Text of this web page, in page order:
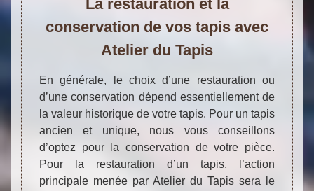
La restauration et la
conservation de vos tapis avec
Atelier du Tapis
En générale, le choix d’une restauration ou
d’une conservation dépend essentiellement de
la valeur historique de votre tapis. Pour un tapis
ancien et unique, nous vous conseillons
d’optez pour la conservation de votre pièce.
Pour la restauration d’un tapis, l’action
principale menée par Atelier du Tapis sera le